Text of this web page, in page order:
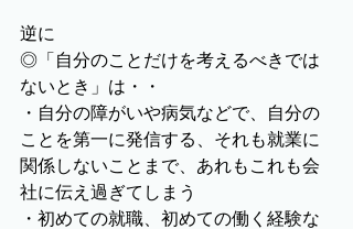
逆に
◎「自分のことだけを考えるべきでは
ないとき」は・・
・自分の障がいや病気などで、自分の
ことを第一に発信する、それも就業に
関係しないことまで、あれもこれも会
社に伝え過ぎてしまう
・初めての就職、初めての働く経験な